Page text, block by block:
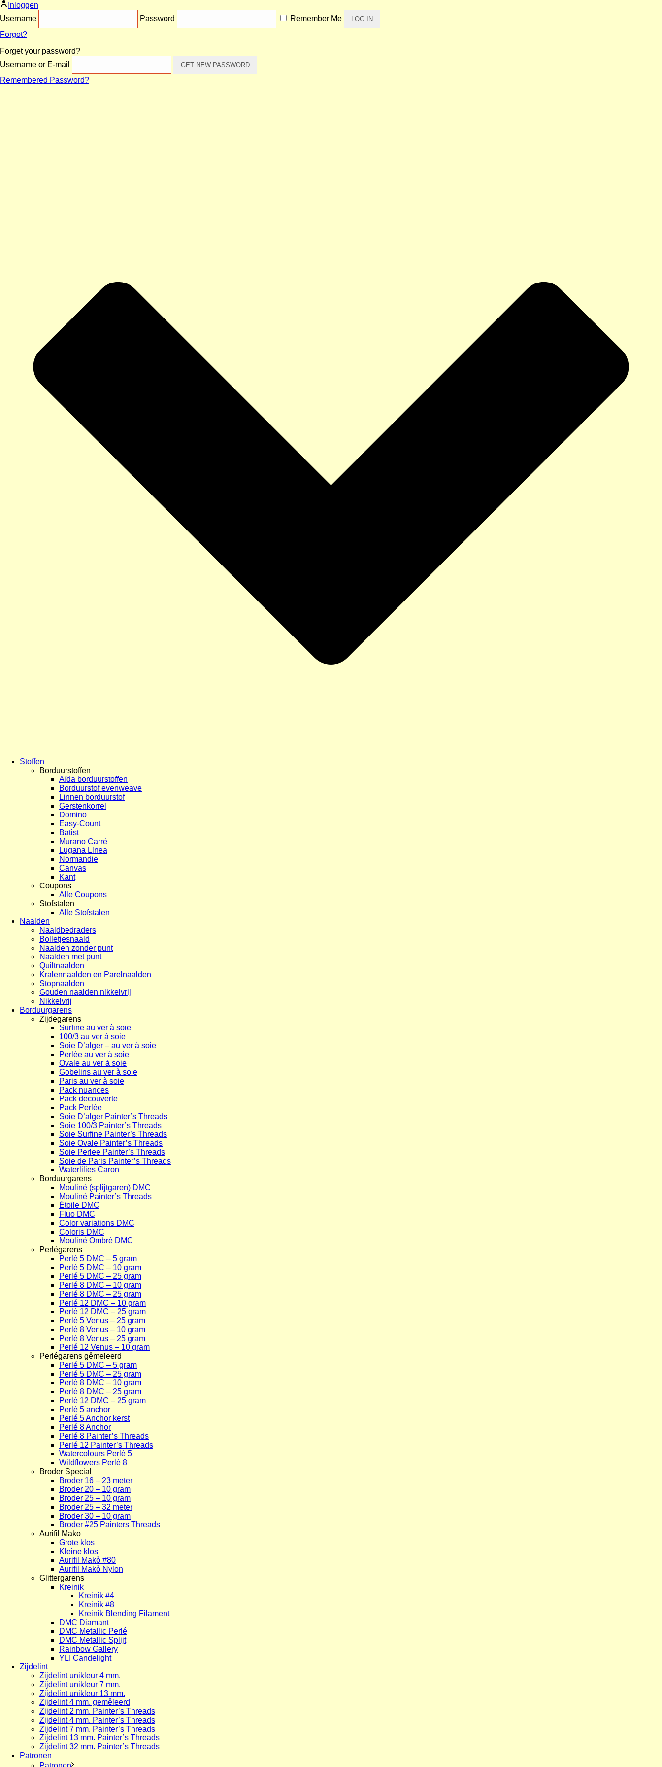
Inloggen
Username
Password
Remember Me
Forgot?
Forget your password?
Username or E-mail
Remembered Password?
Stoffen
Borduurstoffen
Aïda borduurstoffen
Borduurstof evenweave
Linnen borduurstof
Gerstenkorrel
Domino
Easy-Count
Batist
Murano Carré
Lugana Linea
Normandie
Canvas
Kant
Coupons
Alle Coupons
Stofstalen
Alle Stofstalen
Naalden
Naaldbedraders
Bolletjesnaald
Naalden zonder punt
Naalden met punt
Quiltnaalden
Kralennaalden en Parelnaalden
Stopnaalden
Gouden naalden nikkelvrij
Nikkelvrij
Borduurgarens
Zijdegarens
Surfine au ver à soie
100/3 au ver à soie
Soie D’alger – au ver à soie
Perlée au ver à soie
Ovale au ver à soie
Gobelins au ver à soie
Paris au ver à soie
Pack nuances
Pack decouverte
Pack Perlée
Soie D’alger Painter’s Threads
Soie 100/3 Painter’s Threads
Soie Surfine Painter’s Threads
Soie Ovale Painter’s Threads
Soie Perlee Painter’s Threads
Soie de Paris Painter’s Threads
Waterlilies Caron
Borduurgarens
Mouliné (splijtgaren) DMC
Mouliné Painter’s Threads
Étoile DMC
Fluo DMC
Color variations DMC
Coloris DMC
Mouliné Ombré DMC
Perlégarens
Perlé 5 DMC – 5 gram
Perlé 5 DMC – 10 gram
Perlé 5 DMC – 25 gram
Perlé 8 DMC – 10 gram
Perlé 8 DMC – 25 gram
Perlé 12 DMC – 10 gram
Perlé 12 DMC – 25 gram
Perlé 5 Venus – 25 gram
Perlé 8 Venus – 10 gram
Perlé 8 Venus – 25 gram
Perlé 12 Venus – 10 gram
Perlégarens gêmeleerd
Perlé 5 DMC – 5 gram
Perlé 5 DMC – 25 gram
Perlé 8 DMC – 10 gram
Perlé 8 DMC – 25 gram
Perlé 12 DMC – 25 gram
Perlé 5 anchor
Perlé 5 Anchor kerst
Perlé 8 Anchor
Perlé 8 Painter’s Threads
Perlé 12 Painter’s Threads
Watercolours Perlé 5
Wildflowers Perlé 8
Broder Special
Broder 16 – 23 meter
Broder 20 – 10 gram
Broder 25 – 10 gram
Broder 25 – 32 meter
Broder 30 – 10 gram
Broder #25 Painters Threads
Aurifil Mako
Grote klos
Kleine klos
Aurifil Makò #80
Aurifil Makò Nylon
Glittergarens
Kreinik
Kreinik #4
Kreinik #8
Kreinik Blending Filament
DMC Diamant
DMC Metallic Perlé
DMC Metallic Splijt
Rainbow Gallery
YLI Candelight
Zijdelint
Zijdelint unikleur 4 mm.
Zijdelint unikleur 7 mm.
Zijdelint unikleur 13 mm.
Zijdelint 4 mm. gemêleerd
Zijdelint 2 mm. Painter’s Threads
Zijdelint 4 mm. Painter’s Threads
Zijdelint 7 mm. Painter’s Threads
Zijdelint 13 mm. Painter’s Threads
Zijdelint 32 mm. Painter’s Threads
Patronen
Patronen